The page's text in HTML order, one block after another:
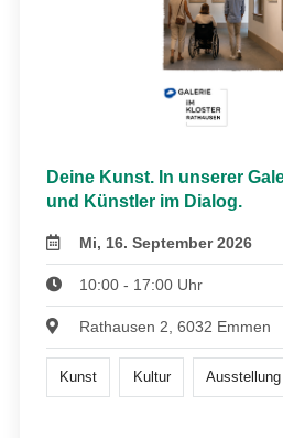
Deine Kunst. In unserer
und Künstler im Dialog.
Mi, 16. September 2026
10:00 - 17:00 Uhr
Rathausen 2, 6032 Emmen
Kunst Kultur Ausstellung